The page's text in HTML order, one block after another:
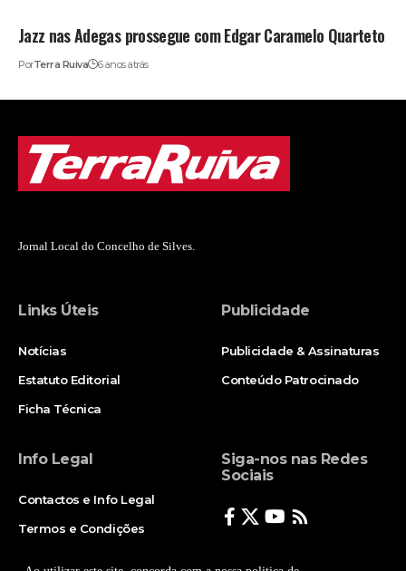
Jazz nas Adegas prossegue com Edgar Caramelo Quarteto
PorTerra Ruiva 6 anos atrás
Jornal Local do Concelho de Silves.
Links Úteis
Notícias
Estatuto Editorial
Ficha Técnica
Publicidade
Publicidade & Assinaturas
Conteúdo Patrocinado
Info Legal
Contactos e Info Legal
Termos e Condições
Siga-nos nas Redes
Sociais